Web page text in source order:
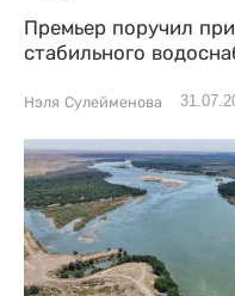
Премьер поручил
стабильного
Нэля Сулейменова